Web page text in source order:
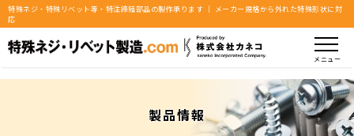
特殊ネジ・特殊リベット等・特注締結部品の製作承ります ｜ メーカー規格から外れた特殊形状に対
応
メニュー
製品情報